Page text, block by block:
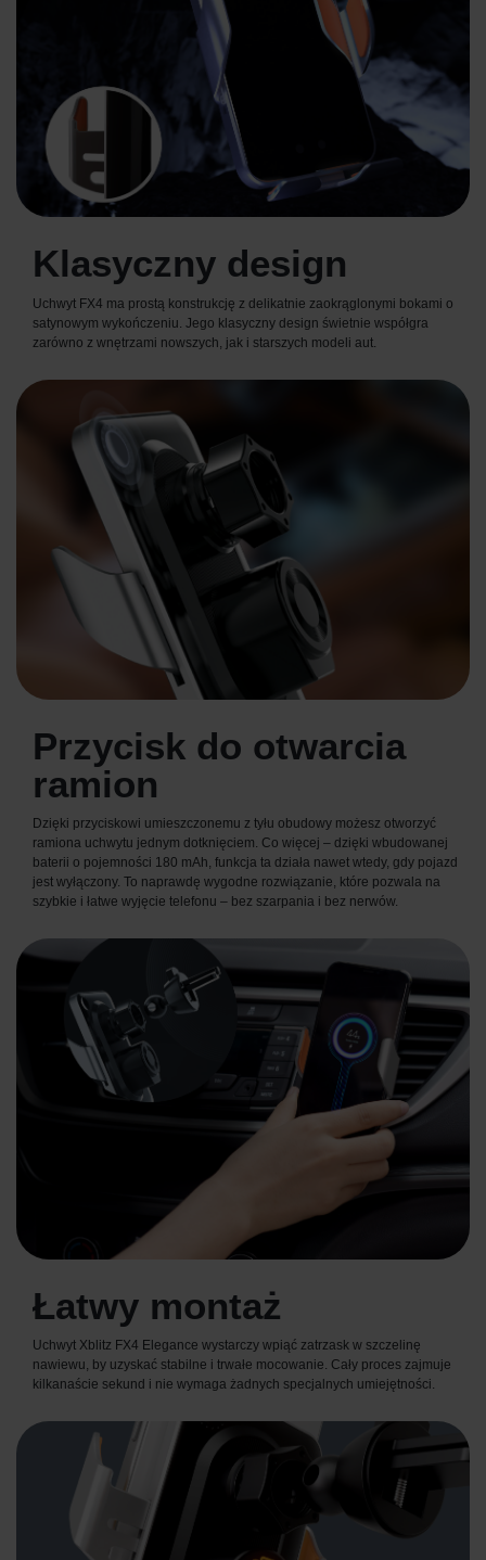
Klasyczny design
Uchwyt FX4 ma prostą konstrukcję z delikatnie zaokrąglonymi bokami o
satynowym wykończeniu. Jego klasyczny design świetnie współgra
zarówno z wnętrzami nowszych, jak i starszych modeli aut.
Przycisk do otwarcia
ramion
Dzięki przyciskowi umieszczonemu z tyłu obudowy możesz otworzyć
ramiona uchwytu jednym dotknięciem. Co więcej – dzięki wbudowanej
baterii o pojemności 180 mAh, funkcja ta działa nawet wtedy, gdy pojazd
jest wyłączony. To naprawdę wygodne rozwiązanie, które pozwala na
szybkie i łatwe wyjęcie telefonu – bez szarpania i bez nerwów.
Łatwy montaż
Uchwyt Xblitz FX4 Elegance wystarczy wpiąć zatrzask w szczelinę
nawiewu, by uzyskać stabilne i trwałe mocowanie. Cały proces zajmuje
kilkanaście sekund i nie wymaga żadnych specjalnych umiejętności.